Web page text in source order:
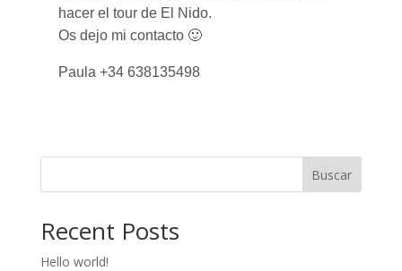
hacer el tour de El Nido.
Os dejo mi contacto 🙂
Paula +34 638135498
Buscar
Recent Posts
Hello world!